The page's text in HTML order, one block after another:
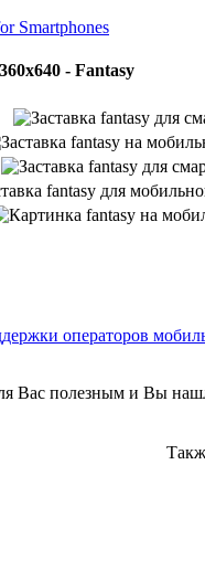
Smartphones
- Fantasy
операторов
Вас полезным и Вы